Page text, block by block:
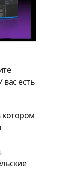
вас есть
котором